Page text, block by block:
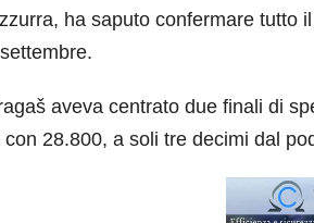
ha saputo confermare tutto
aveva centrato due finali di
28.800, a soli tre decimi dal